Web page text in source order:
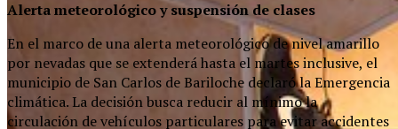
Alerta meteorológico y suspensión de clases
En el marco de una alerta meteorológico de nivel amarillo
por nevadas que se extenderá hasta el martes inclusive, el
municipio de San Carlos de Bariloche declaró la Emergencia
climática. La decisión busca reducir al mínimo la
circulación de vehículos particulares para evitar accidentes